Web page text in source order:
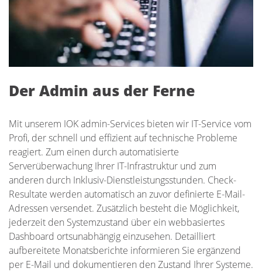
Der Admin aus der Ferne
Mit unserem IOK admin-Services bieten wir IT-Service vom
Profi, der schnell und effizient auf technische Probleme
reagiert. Zum einen durch automatisierte
Serverüberwachung Ihrer IT-Infrastruktur und zum
anderen durch Inklusiv-Dienstleistungsstunden. Check-
Resultate werden automatisch an zuvor definierte E-Mail-
Adressen versendet. Zusätzlich besteht die Möglichkeit,
jederzeit den Systemzustand über ein webbasiertes
Dashboard ortsunabhängig einzusehen. Detailliert
aufbereitete Monatsberichte informieren Sie ergänzend
per E-Mail und dokumentieren den Zustand Ihrer Systeme.